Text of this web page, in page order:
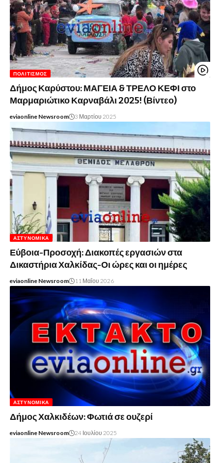
ΠΟΛΙΤΙΣΜΌΣ
Δήμος Καρύστου: ΜΑΓΕΙΑ & ΤΡΕΛΟ ΚΕΦΙ στο
Μαρμαριώτικο Καρναβάλι 2025! (Βίντεο)
eviaonline Newsroom 3 Μαρτίου 2025
ΑΣΤΥΝΟΜΙΚΆ
Εύβοια-Προσοχή: Διακοπές εργασιών στα
Δικαστήρια Χαλκίδας-Οι ώρες και οι ημέρες
eviaonline Newsroom 11 Μαΐου 2026
ΑΣΤΥΝΟΜΙΚΆ
Δήμος Χαλκιδέων: Φωτιά σε ουζερί
eviaonline Newsroom 24 Ιουλίου 2025